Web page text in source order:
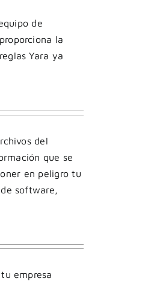
de
la
Yara ya
del
que se
en peligro tu
software,
empresa